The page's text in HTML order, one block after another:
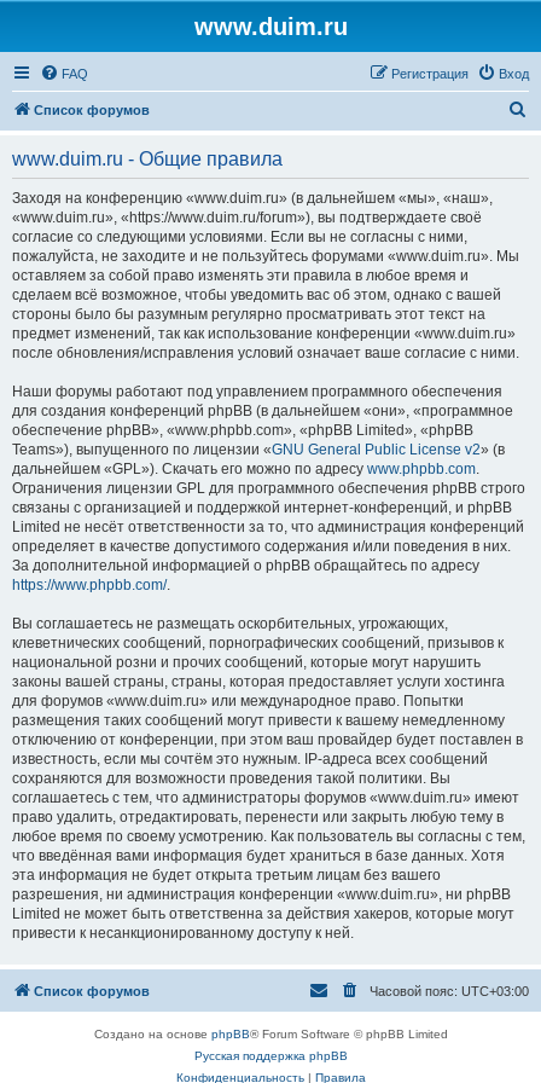
www.duim.ru
FAQ Вход
Регистрация
Список форумов
www.duim.ru - Общие правила
Заходя на конференцию «www.duim.ru» (в дальнейшем «мы», «наш»,
«www.duim.ru», «https://www.duim.ru/forum»), вы подтверждаете своё
согласие со следующими условиями. Если вы не согласны с ними,
пожалуйста, не заходите и не пользуйтесь форумами «www.duim.ru». Мы
оставляем за собой право изменять эти правила в любое время и
сделаем всё возможное, чтобы уведомить вас об этом, однако с вашей
стороны было бы разумным регулярно просматривать этот текст на
предмет изменений, так как использование конференции «www.duim.ru»
после обновления/исправления условий означает ваше согласие с ними.
Наши форумы работают под управлением программного обеспечения
для создания конференций phpBB (в дальнейшем «они», «программное
обеспечение phpBB», «www.phpbb.com», «phpBB Limited», «phpBB
Teams»), выпущенного по лицензии «GNU General Public License v2» (в
дальнейшем «GPL»). Скачать его можно по адресу www.phpbb.com.
Ограничения лицензии GPL для программного обеспечения phpBB строго
связаны с организацией и поддержкой интернет-конференций, и phpBB
Limited не несёт ответственности за то, что администрация конференций
определяет в качестве допустимого содержания и/или поведения в них.
За дополнительной информацией о phpBB обращайтесь по адресу
https://www.phpbb.com/.
Вы соглашаетесь не размещать оскорбительных, угрожающих,
клеветнических сообщений, порнографических сообщений, призывов к
национальной розни и прочих сообщений, которые могут нарушить
законы вашей страны, страны, которая предоставляет услуги хостинга
для форумов «www.duim.ru» или международное право. Попытки
размещения таких сообщений могут привести к вашему немедленному
отключению от конференции, при этом ваш провайдер будет поставлен в
известность, если мы сочтём это нужным. IP-адреса всех сообщений
сохраняются для возможности проведения такой политики. Вы
соглашаетесь с тем, что администраторы форумов «www.duim.ru» имеют
право удалить, отредактировать, перенести или закрыть любую тему в
любое время по своему усмотрению. Как пользователь вы согласны с тем,
что введённая вами информация будет храниться в базе данных. Хотя
эта информация не будет открыта третьим лицам без вашего
разрешения, ни администрация конференции «www.duim.ru», ни phpBB
Limited не может быть ответственна за действия хакеров, которые могут
привести к несанкционированному доступу к ней.
Список форумов Часовой пояс: UTC+03:00
Создано на основе phpBB® Forum Software © phpBB Limited
Русская поддержка phpBB
Конфиденциальность| Правила